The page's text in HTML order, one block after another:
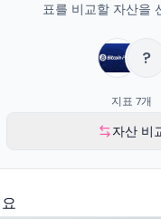
표를 비교할 자산을
?
지표 7개
자산 비